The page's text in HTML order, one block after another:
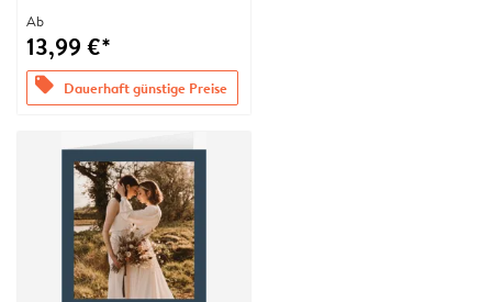
Ab
13,99 €*
offers Dauerhaft günstige Preise